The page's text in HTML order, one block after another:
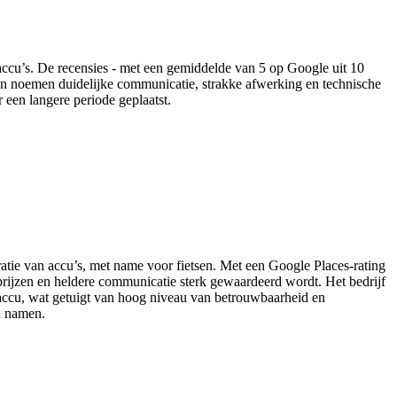
De recensies - met een gemiddelde van 5 op Google uit 10
noemen duidelijke communicatie, strakke afwerking en technische
langere periode geplaatst.
van accu’s, met name voor fietsen. Met een Google Places-rating
en heldere communicatie sterk gewaardeerd wordt. Het bedrijf
wat getuigt van hoog niveau van betrouwbaarheid en